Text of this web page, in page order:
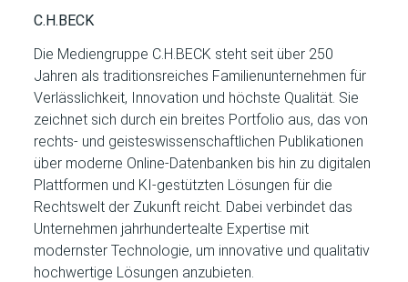
C.H.BECK
Die Mediengruppe C.H.BECK steht seit über 250
Jahren als traditionsreiches Familienunternehmen für
Verlässlichkeit, Innovation und höchste Qualität. Sie
zeichnet sich durch ein breites Portfolio aus, das von
rechts- und geisteswissenschaftlichen Publikationen
über moderne Online-Datenbanken bis hin zu digitalen
Plattformen und KI-gestützten Lösungen für die
Rechtswelt der Zukunft reicht. Dabei verbindet das
Unternehmen jahrhundertealte Expertise mit
modernster Technologie, um innovative und qualitativ
hochwertige Lösungen anzubieten.​